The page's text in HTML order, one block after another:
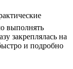
выполнять
закреплялась на
и подробно